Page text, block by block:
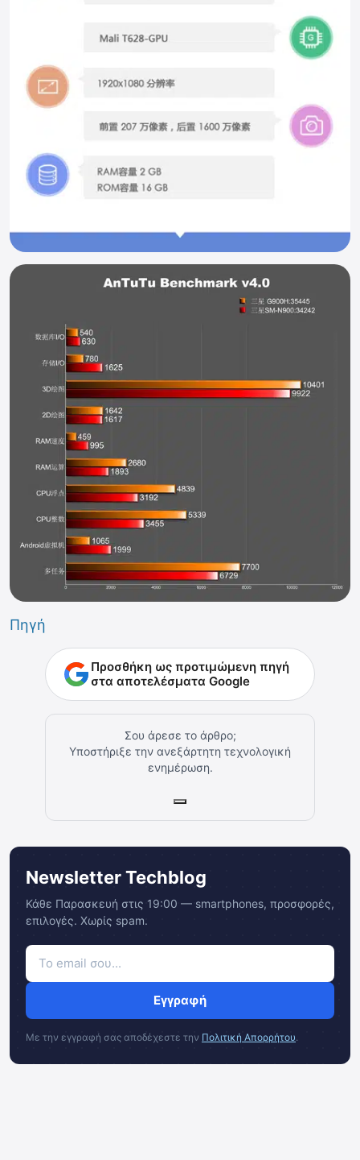
Πηγή
Προσθήκη ως προτιμώμενη πηγή
στα αποτελέσματα Google
Σου άρεσε το άρθρο;
Υποστήριξε την ανεξάρτητη τεχνολογική
ενημέρωση.
Newsletter Techblog
Κάθε Παρασκευή στις 19:00 — smartphones, προσφορές,
επιλογές. Χωρίς spam.
Εγγραφή
Με την εγγραφή σας αποδέχεστε την Πολιτική Απορρήτου.